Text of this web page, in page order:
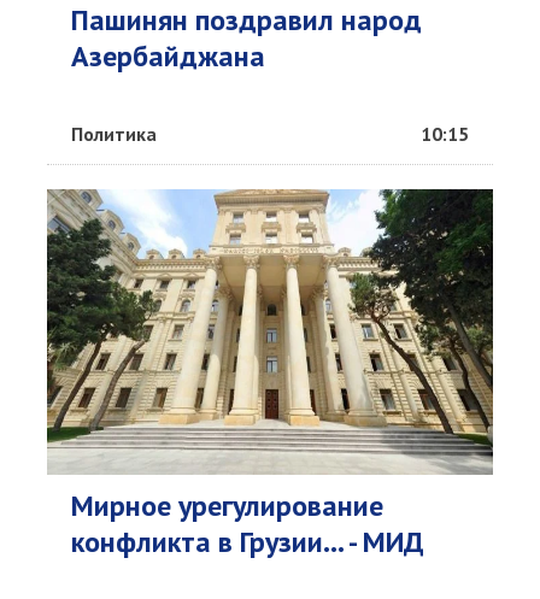
Пашинян поздравил народ
Азербайджана
Политика 10:15
Мирное урегулирование
конфликта в Грузии... - МИД